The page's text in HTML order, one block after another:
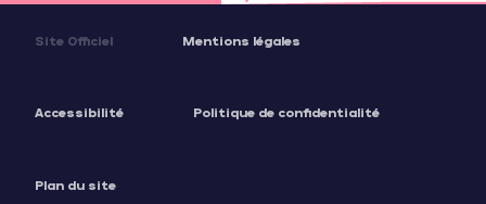
Site Officiel Mentions légales
Accessibilité Politique de confidentialité
Plan du site